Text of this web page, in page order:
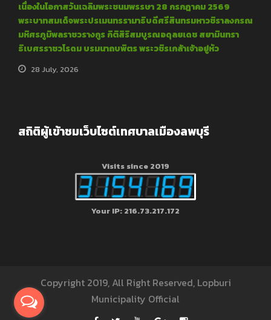
เนื่องในโอกาสวันเฉลิมพระชนมพรรษา 28 กรกฎาคม 2569
พระบาทสมเด็จพระปรเมนทรรามาธิบดีศรีสินทรมหาวชิราลงกรณ
มหิศรภูมิพลราชวรางกูร กิติสิริสมบูรณอดุลยเดช สยามินทรา
ธิเบศรราชวโรดม บรมนาถบพิตร พระวชิรเกล้าเจ้าอยู่หัว
28 July, 2026
สถิติผู้เข้าชมเว็บไซต์เทศบาลเมืองลพบุรี
Visits since 2019
Your IP: 216.73.217.172
Copyright 2019, All Right Reserved, Lopburi
Municipality Official